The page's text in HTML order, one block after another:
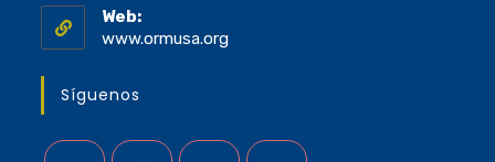
Web:
www.ormusa.org
Síguenos